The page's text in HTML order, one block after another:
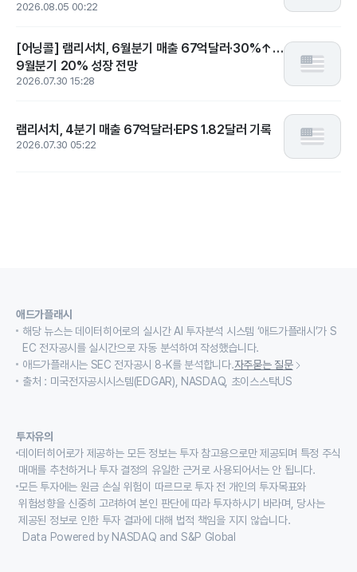
2026.08.05 00:22
[어닝콜] 램리서치, 6월분기 매출 67억달러·30%↑…
9월분기 20% 성장 전망
2026.07.30 15:28
램리서치, 4분기 매출 67억달러·EPS 1.82달러 기록
2026.07.30 05:22
애드가플래시
해당 뉴스는 데이터히어로의 실시간 AI 투자분석 시스템 ‘애드가플래시’가 S
EC 전자공시를 실시간으로 자동 분석하여 작성했습니다.
애드가플래시는 SEC 전자공시 8-K를 분석합니다.자주묻는 질문
출처 : 미국전자공시시스템(EDGAR), NASDAQ, 초이스스탁US
투자유의
데이터히어로가 제공하는 모든 정보는 투자 참고용으로만 제공되며 특정 주식
매매를 추천하거나 투자 결정의 유일한 근거로 사용되어서는 안 됩니다.
모든 투자에는 원금 손실 위험이 따르므로 투자 전 개인의 투자목표와
위험성향을 신중히 고려하여 본인 판단에 따라 투자하시기 바라며, 당사는
제공된 정보로 인한 투자 결과에 대해 법적 책임을 지지 않습니다.
Data Powered by NASDAQ and S&P Global